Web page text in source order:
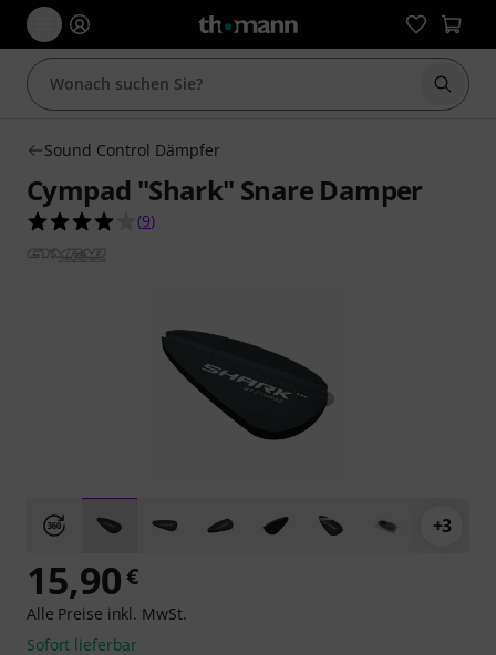
Suche
Sound Control Dämpfer
Cympad "Shark" Snare Damper
4.0 von 5 Sternen aus 9 Kundenbewertungen
(9)
+3
15,90€
Alle Preise inkl. MwSt.
Sofort lieferbar